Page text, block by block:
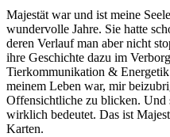
Majestät war und ist meine
wundervolle Jahre. Sie hatte
deren Verlauf man aber nicht
ihre Geschichte dazu im
Tierkommunikation &
meinem Leben war, mir
Offensichtliche zu blicken. Und
wirklich bedeutet. Das ist
Karten.